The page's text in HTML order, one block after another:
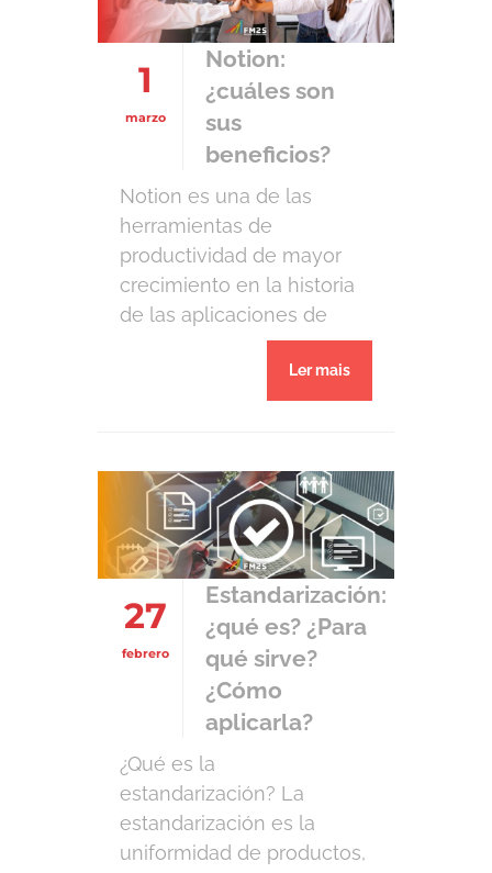
1
marzo
Notion:
¿cuáles son
sus
beneficios?
Notion es una de las
herramientas de
productividad de mayor
crecimiento en la historia
de las aplicaciones de
planificación. Para aquellos
que no lo saben: los
correos electrónicos, los
trabajo desbordan en la
pantalla de los teléfonos
móviles. Se superponen y
se suprimen, lo que hace
que ya […]
Ler mais
27
febrero
Estandarización:
¿qué es? ¿Para
qué sirve?
¿Cómo
aplicarla?
¿Qué es la
estandarización? La
estandarización es la
uniformidad de productos,